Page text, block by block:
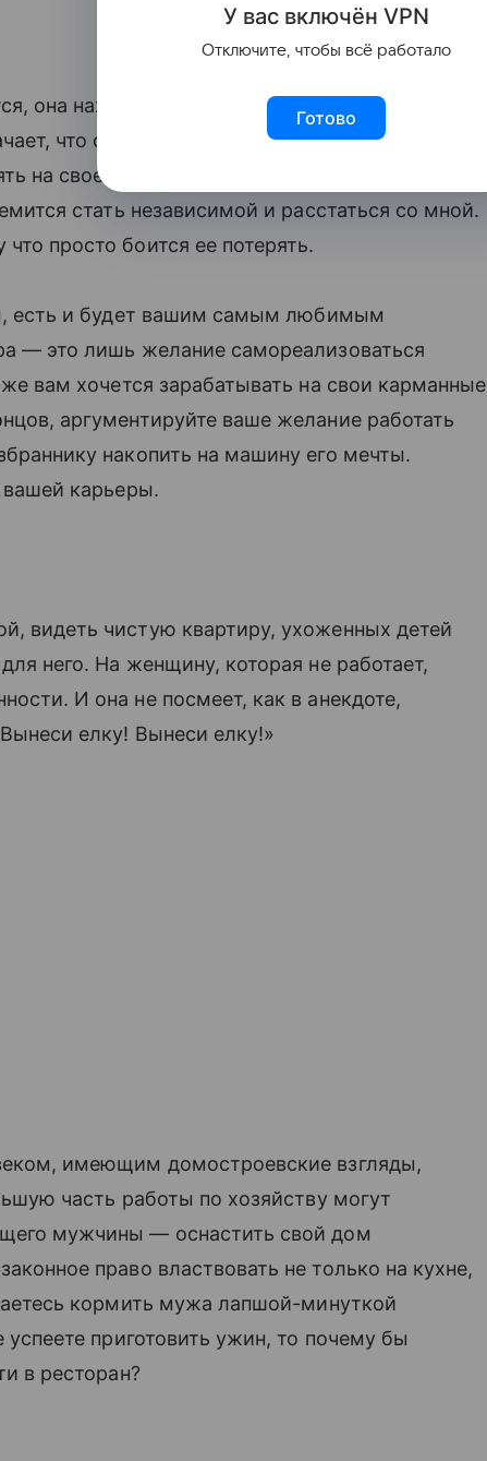
она находится в полной материальной
что она сто раз подумает, прежде чем
на своем. Логика подобных мужчин такова:
стать независимой и расстаться со мной.
просто боится ее потерять.
есть и будет вашим самым любимым
— это лишь желание самореализоваться
вам хочется зарабатывать на свои карманные
аргументируйте ваше желание работать
накопить на машину его мечты.
вашей карьеры.
видеть чистую квартиру, ухоженных детей
него. На женщину, которая не работает,
И она не посмеет, как в анекдоте,
елку! Вынеси елку!»
имеющим домостроевские взгляды,
часть работы по хозяйству могут
мужчины — оснастить свой дом
право властвовать не только на кухне,
кормить мужа лапшой-минуткой
приготовить ужин, то почему бы
в ресторан?
У вас включён VPN
Отключите, чтобы всё работало
Готово